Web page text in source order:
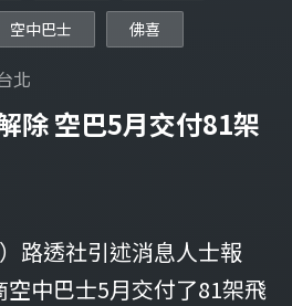
空中巴士 佛喜
北
除 空巴5月交付81架
路透社引述消息人士報
中巴士5月交付了81架飛